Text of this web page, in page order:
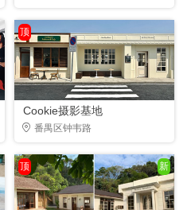
顶
Cookie摄影基地
番禺区钟韦路
新
顶